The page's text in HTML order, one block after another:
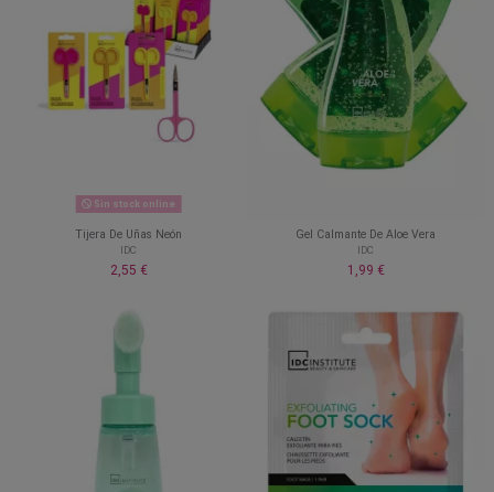
Sin stock online
Tijera De Uñas Neón
IDC
2,55 €
Gel Calmante De Aloe Vera
IDC
1,99 €